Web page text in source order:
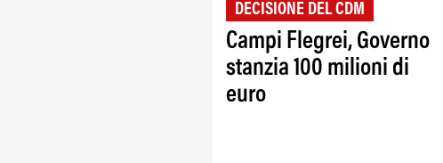
DECISIONE DEL CDM
Campi Flegrei, Governo
stanzia 100 milioni di
euro